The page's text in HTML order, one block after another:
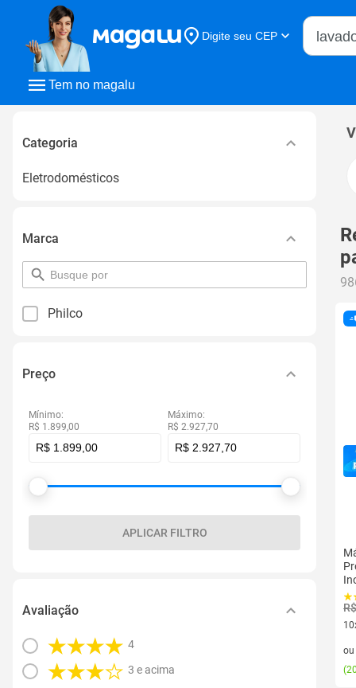
Tem no magalu
Digite seu CEP
Buscar
Categoria
Eletrodomésticos
Marca
pesquisar
por
Philco
Preço
Mínimo:
R$ 1.899,00
Máximo:
R$ 2.927,70
APLICAR FILTRO
Avaliação
4
3 e acima
ou
(